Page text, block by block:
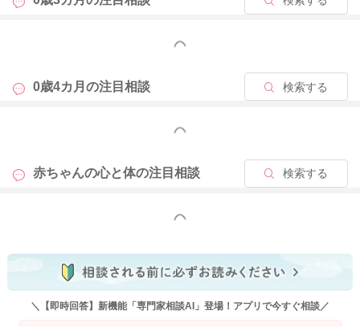
いますよ。起きている時よりもしっかりと飲んでくれることが
どうぞよろしくお願いします。
もっと見る
0歳4カ月の注目相談 検索する
もっと見る
赤ちゃんの心と体の注目相談 検索する
もっと見る
＼【即時回答】新機能「専門家相談AI」登場！アプリで今すぐ相談／